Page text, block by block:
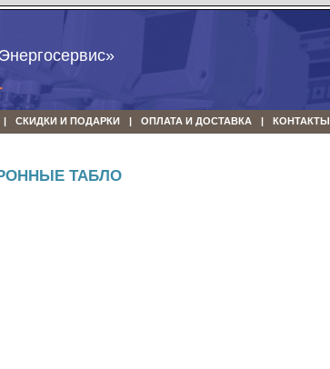
СКИДКИ И ПОДАРКИ ОПЛАТА И ДОСТАВКА КОНТАКТЫ
ТАБЛО